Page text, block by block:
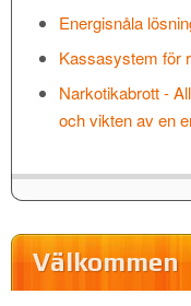
Energisnåla
Kassasystem för
Narkotikabrott -
och vikten av en
Välkommen